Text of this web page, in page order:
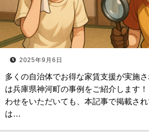
2025年9月6日
多くの自治体でお得な家賃支援が実施
は兵庫県神河町の事例をご紹介します
わせをいただいても、本記事で掲載さ
は…